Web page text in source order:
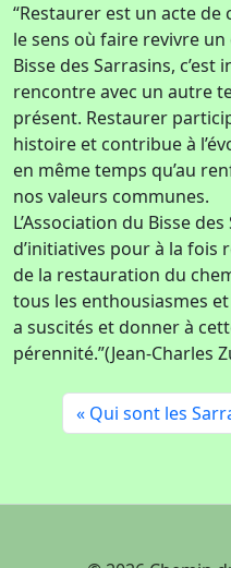
“Restaurer est un acte
le sens où faire revivre
Bisse des Sarrasins,
rencontre avec un autre
présent. Restaurer
histoire et contribue à
en même temps qu’au
nos valeurs communes.
L’Association du Bisse
d’initiatives pour à la fois
de la restauration du
tous les enthousiasmes
a suscités et donner à
pérennité.”(Jean-Charles
Qui sont les